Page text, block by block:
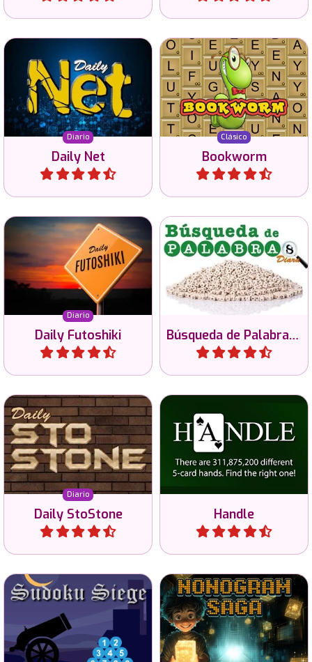
Diario
Daily Net
Conecte todas las luces en
este juego de
rompecabezas diario en 5
tamaños diferentes.
Jugar
Clásico
Bookworm
Juego clásico de palabras,
forma palabras en inglés
con las letras de la grilla.
Jugar
Diario
Daily Futoshiki
Juega rompecabezas de
Futoshiki en 2 dificultades y
3 tamaños.
Jugar Búsqueda de Palabras Diaria
Todo los días juegos de
búsqueda de nuevas
palabras en 3 tamaños
diferentes.
Jugar
Diario
Daily StoStone
Nuevos puzzles Sto-Stone
todos los días en 3 niveles
de dificultad y 2 tamaños.
Jugar Handle
El mejor juego intelectual
con 5 cartas.
Jugar
Un juego de Sudoku
especial con pistas fuera de
la cuadrícula.
Resuelve los puzzles de
Nonogramas y desvela la
imagen.